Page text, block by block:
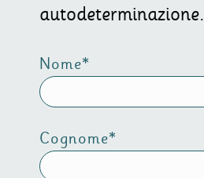
autodeterminazione.
Nome*
Cognome*